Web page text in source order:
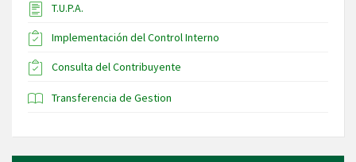
T.U.P.A.
Implementación del Control Interno
Consulta del Contribuyente
Transferencia de Gestion